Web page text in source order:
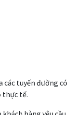
các tuyến đường có
thực tế.